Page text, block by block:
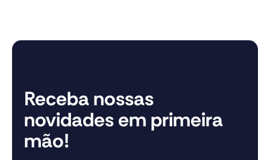
Receba nossas
novidades em primeira
mão!